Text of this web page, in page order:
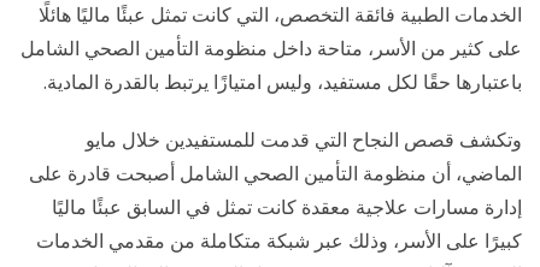
الخدمات الطبية فائقة التخصص، التي كانت تمثل عبئًا ماليًا هائلًا
على كثير من الأسر، متاحة داخل منظومة التأمين الصحي الشامل
باعتبارها حقًا لكل مستفيد، وليس امتيازًا يرتبط بالقدرة المادية.
وتكشف قصص النجاح التي قدمت للمستفيدين خلال مايو
الماضي، أن منظومة التأمين الصحي الشامل أصبحت قادرة على
إدارة مسارات علاجية معقدة كانت تمثل في السابق عبئًا ماليًا
كبيرًا على الأسر، وذلك عبر شبكة متكاملة من مقدمي الخدمات